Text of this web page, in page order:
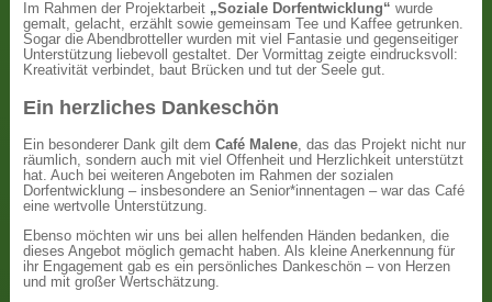
Im Rahmen der Projektarbeit „Soziale Dorfentwicklung“ wurde
gemalt, gelacht, erzählt sowie gemeinsam Tee und Kaffee getrunken.
Sogar die Abendbrotteller wurden mit viel Fantasie und gegenseitiger
Unterstützung liebevoll gestaltet. Der Vormittag zeigte eindrucksvoll:
Kreativität verbindet, baut Brücken und tut der Seele gut.
Ein herzliches Dankeschön
Ein besonderer Dank gilt demCafé Malene, das das Projekt nicht nur
räumlich, sondern auch mit viel Offenheit und Herzlichkeit unterstützt
hat. Auch bei weiteren Angeboten im Rahmen der sozialen
Dorfentwicklung – insbesondere an Senior*innentagen – war das Café
eine wertvolle Unterstützung.
Ebenso möchten wir uns bei allen helfenden Händen bedanken, die
dieses Angebot möglich gemacht haben. Als kleine Anerkennung für
ihr Engagement gab es ein persönliches Dankeschön – von Herzen
und mit großer Wertschätzung.